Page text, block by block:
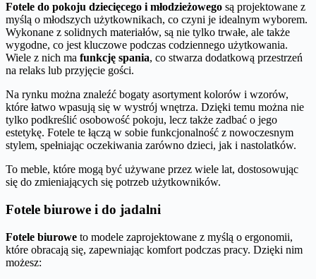
Fotele do pokoju dziecięcego i młodzieżowego są projektowane z
myślą o młodszych użytkownikach, co czyni je idealnym wyborem.
Wykonane z solidnych materiałów, są nie tylko trwałe, ale także
wygodne, co jest kluczowe podczas codziennego użytkowania.
Wiele z nich ma funkcję spania, co stwarza dodatkową przestrzeń
na relaks lub przyjęcie gości.
Na rynku można znaleźć bogaty asortyment kolorów i wzorów,
które łatwo wpasują się w wystrój wnętrza. Dzięki temu można nie
tylko podkreślić osobowość pokoju, lecz także zadbać o jego
estetykę. Fotele te łączą w sobie funkcjonalność z nowoczesnym
stylem, spełniając oczekiwania zarówno dzieci, jak i nastolatków.
To meble, które mogą być używane przez wiele lat, dostosowując
się do zmieniających się potrzeb użytkowników.
Fotele biurowe i do jadalni
Fotele biurowe to modele zaprojektowane z myślą o ergonomii,
które obracają się, zapewniając komfort podczas pracy. Dzięki nim
możesz: